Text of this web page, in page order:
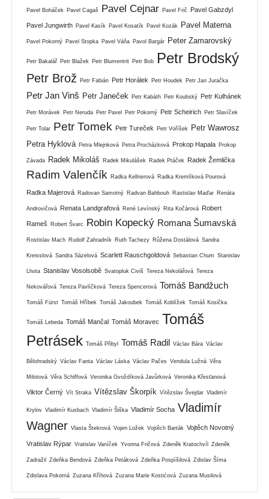
Pavel Boháček Pavel Cagaš Pavel Cejnar Pavel Frič Pavel Gabzdyl
Pavel Jungwirth Pavel Kasík Pavel Kosatík Pavel Kozák Pavel Materna
Pavel Pokorný Pavel Stopka Pavel Váňa Pavol Bargár Peter Zamarovský
Petr Bakalář Petr Blažek Petr Blumentrit Petr Bob Petr Brodský
Petr Brož Petr Fabián Petr Horálek Petr Houdek Petr Jan Juračka
Petr Jan Vinš Petr Janeček Petr Kabáth Petr Koubský Petr Kulhánek
Petr Morávek Petr Neruda Petr Pavel Petr Pokorný Petr Scheirich Petr Slavíček
Petr Tolar Petr Tomek Petr Tureček Petr Voříšek
Petr Wawrosz
Petra Hyklová Petra Mlejnková Petra Procházková Prokop Hapala Prokop
Závada Radek Mikoláš Radek Mikulášek Radek Ptáček Radek Žemlička
Radim Valenčík Radka Kellnerová Radka Kremlíková Pourová
Radka Majerová Radovan Samotný Radvan Bahbouh Rastislav Maďar Renáta
Androvičová Renata Landgrafová René Levínský Rita Kočárová Robert
Rameš Robert Švarc Robin Kopecký Romana Šumavská
Rostislav Mach Rudolf Zahradník Ruth Tachezy Růžena Dostálová Sandra
Kreisslová Sandra Sázelová Scarlett Rauschgoldová Sebastian Chum Stanislav
Lhota Stanislav Vosolsobě Svatopluk Civiš Tereza Nekolářová Tereza
Nekovářová Tereza Pavlíčková Tereza Spencerová Tomáš Bandžuch
Tomáš Fürst Tomáš Hříbek Tomáš Jakoubek Tomáš Koblížek Tomáš Kosička
Tomáš Lebeda Tomáš Mančal Tomáš Moravec Tomáš
Petrásek Tomáš Přibyl Tomáš Radil Václav Bára Václav
Bělohradský Václav Fanta Václav Láska Václav Pačes Vendula Lužná Věra
Milotová Věra Schiffová Veronika Gvoždíková Javůrková Veronika Křesťanová
Viktor Černý Vít Straka Vítězslav Škorpík Vítězslav Švejdar Vladimír
Krylov Vladimír Kusbach Vladimír Šiška Vladimír Socha Vladimír
Wagner Vlasta Štekrová Vojen Ložek Vojtěch Barták Vojtěch Novotný
Vratislav Rýpar Vratislav Vaníček Yvonna Fričová Zdeněk Kratochvíl Zdeněk
Zadražil Zdeňka Bendová Zdeňka Petáková Zdeňka Pospíšilová Zdislav Šíma
Zdislava Pokorná Zuzana Kříhová Zuzana Marie Kostićová Zuzana Musilová